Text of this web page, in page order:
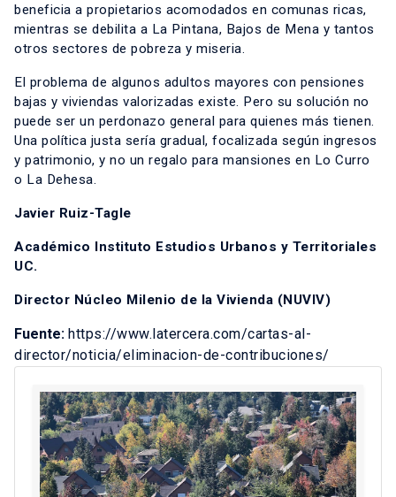
beneficia a propietarios acomodados en comunas ricas,
mientras se debilita a La Pintana, Bajos de Mena y tantos
otros sectores de pobreza y miseria.
El problema de algunos adultos mayores con pensiones
bajas y viviendas valorizadas existe. Pero su solución no
puede ser un perdonazo general para quienes más tienen.
Una política justa sería gradual, focalizada según ingresos
y patrimonio, y no un regalo para mansiones en Lo Curro
o La Dehesa.
Javier Ruiz-Tagle
Académico Instituto Estudios Urbanos y Territoriales
UC.
Director Núcleo Milenio de la Vivienda (NUVIV)
Fuente: https://www.latercera.com/cartas-al-
director/noticia/eliminacion-de-contribuciones/